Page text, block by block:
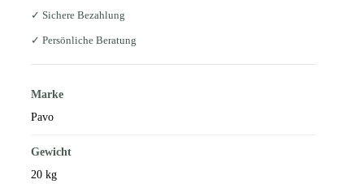
✓ Sichere Bezahlung
✓ Persönliche Beratung
Marke
Pavo
Gewicht
20 kg